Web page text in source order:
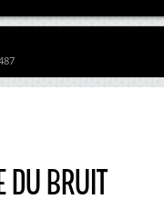
DU BRUIT